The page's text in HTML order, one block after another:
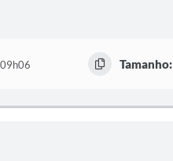
Tamanho: